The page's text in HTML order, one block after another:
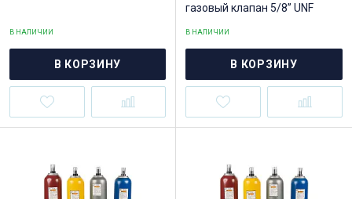
В НАЛИЧИИ
В КОРЗИНУ
газовый клапан 5/8” UNF
В НАЛИЧИИ
В КОРЗИНУ